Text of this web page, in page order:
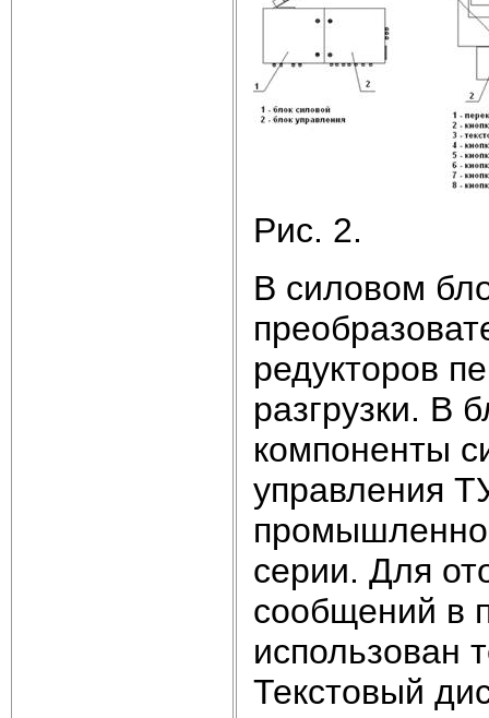
Рис. 2.
В силовом
редукторов
разгрузки. В
компоненты
управления
серии. Для
сообщений в
использован
Текстовый